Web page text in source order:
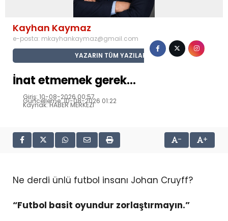
Kayhan Kaymaz
e-posta: mkayhankaymaz@gmail.com
YAZARIN TÜM YAZILARI
İnat etmemek gerek…
Giriş: 10-08-2026 00:57
Güncelleme: 10-08-2026 01:22
Kaynak: HABER MERKEZI
- +
Ne derdi ünlü futbol insanı Johan Cruyff?
“Futbol basit oyundur zorlaştırmayın.”